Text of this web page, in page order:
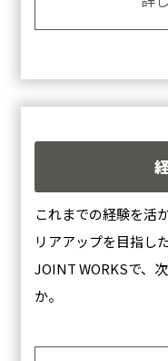
これまでの経験を活
リアアップを目指し
JOINT WORKSで、
か。